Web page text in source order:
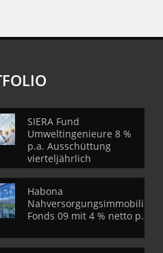
SIERA Fund
Umweltingenieure 8 %
p.a. Ausschüttung
vierteljährlich
Habona
Nahversorgungsimmobilien
Fonds 09 mit 4 % netto p.a.